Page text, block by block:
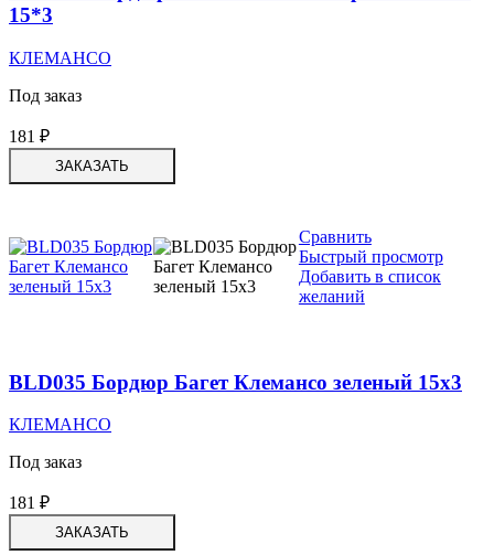
15*3
КЛЕМАНСО
Под заказ
181 ₽
ЗАКАЗАТЬ
Сравнить
Быстрый просмотр
Добавить в список
желаний
BLD035 Бордюр Багет Клемансо зеленый 15х3
КЛЕМАНСО
Под заказ
181 ₽
ЗАКАЗАТЬ